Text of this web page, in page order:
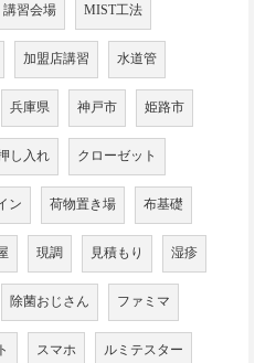
講習会場 MIST工法
加盟店講習 水道管
兵庫県 神戸市 姫路市
し入れ クローゼット
ン 荷物置き場 布基礎
現調 見積もり 湿疹
除菌おじさん ファミマ
スマホ ルミテスター